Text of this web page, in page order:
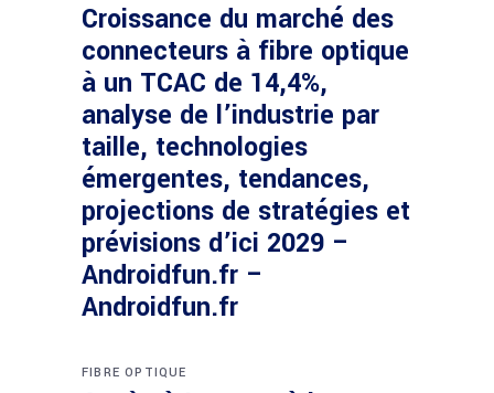
Croissance du marché des
connecteurs à fibre optique
à un TCAC de 14,4%,
analyse de l’industrie par
taille, technologies
émergentes, tendances,
projections de stratégies et
prévisions d’ici 2029 –
Androidfun.fr –
Androidfun.fr
FIBRE OPTIQUE